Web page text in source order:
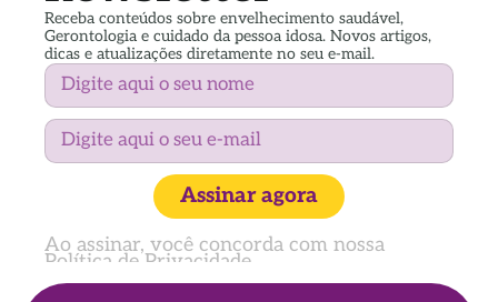
Receba conteúdos sobre envelhecimento saudável,
Gerontologia e cuidado da pessoa idosa. Novos artigos,
dicas e atualizações diretamente no seu e-mail.
Assinar agora
Ao assinar, você concorda com nossa
Política de Privacidade